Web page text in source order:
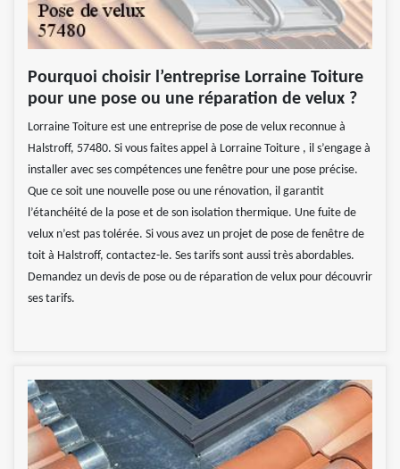
Pourquoi choisir l’entreprise Lorraine Toiture
pour une pose ou une réparation de velux ?
Lorraine Toiture est une entreprise de pose de velux reconnue à
Halstroff, 57480. Si vous faites appel à Lorraine Toiture , il s’engage à
installer avec ses compétences une fenêtre pour une pose précise.
Que ce soit une nouvelle pose ou une rénovation, il garantit
l’étanchéité de la pose et de son isolation thermique. Une fuite de
velux n’est pas tolérée. Si vous avez un projet de pose de fenêtre de
toit à Halstroff, contactez-le. Ses tarifs sont aussi très abordables.
Demandez un devis de pose ou de réparation de velux pour découvrir
ses tarifs.